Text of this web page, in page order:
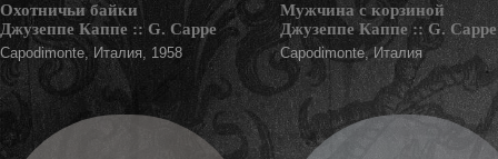
Охотничьи байки
Джузеппе Каппе :: G. Cappe
Capodimonte, Италия, 1958
Мужчина с корзиной
Джузеппе Каппе :: G. Cappe
Capodimonte, Италия